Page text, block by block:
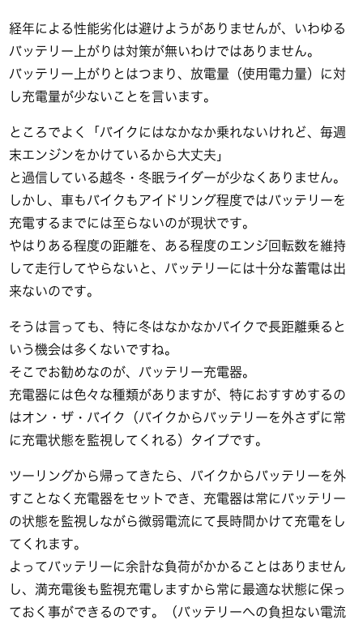
経年による性能劣化は避けようがありませんが、いわゆる
バッテリー上がりは対策が無いわけではありません。
バッテリー上がりとはつまり、放電量（使用電力量）に対
し充電量が少ないことを言います。
ところでよく「バイクにはなかなか乗れないけれど、毎週
末エンジンをかけているから大丈夫」
と過信している越冬・冬眠ライダーが少なくありません。
しかし、車もバイクもアイドリング程度ではバッテリーを
充電するまでには至らないのが現状です。
やはりある程度の距離を、ある程度のエンジ回転数を維持
して走行してやらないと、バッテリーには十分な蓄電は出
来ないのです。
そうは言っても、特に冬はなかなかバイクで長距離乗ると
いう機会は多くないですね。
そこでお勧めなのが、バッテリー充電器。
充電器には色々な種類がありますが、特におすすめするの
はオン・ザ・バイク（バイクからバッテリーを外さずに常
に充電状態を監視してくれる）タイプです。
ツーリングから帰ってきたら、バイクからバッテリーを外
すことなく充電器をセットでき、充電器は常にバッテリー
の状態を監視しながら微弱電流にて長時間かけて充電をし
てくれます。
よってバッテリーに余計な負荷がかかることはありません
し、満充電後も監視充電しますから常に最適な状態に保っ
ておく事ができるのです。（バッテリーへの負担ない電流